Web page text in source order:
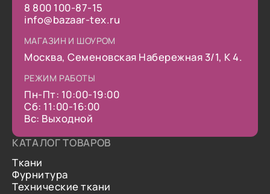
8 800 100-87-15
info@bazaar-tex.ru
МАГАЗИН И ШОУРОМ
Москва, Семеновская Набережная 3/1, К 4.
РЕЖИМ РАБОТЫ
Пн-Пт: 10:00-19:00
Сб: 11:00-16:00
Вс: Выходной
КАТАЛОГ ТОВАРОВ
Ткани
Фурнитура
Технические ткани